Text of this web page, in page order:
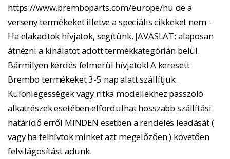
https://www.bremboparts.com/europe/hu de a
verseny termékeket illetve a speciális cikkeket nem -
Ha elakadtok hívjatok, segítünk. JAVASLAT: alaposan
átnézni a kínálatot adott termékkategórián belül.
Bármilyen kérdés felmerül hívjatok! A keresett
Brembo termékeket 3-5 nap alatt szállítjuk.
Különlegességek vagy ritka modellekhez passzoló
alkatrészek esetében elfordulhat hosszabb szállítási
határidő erről MINDEN esetben a rendelés leadását (
vagy ha felhívtok minket azt megelőzően ) követően
felvilágosítást adunk.